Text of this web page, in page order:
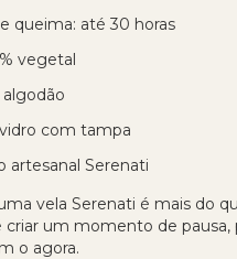
queima: até 30 horas
vegetal
com tampa
artesanal Serenati
vela Serenati é mais do
criar um momento de pausa,
o agora.